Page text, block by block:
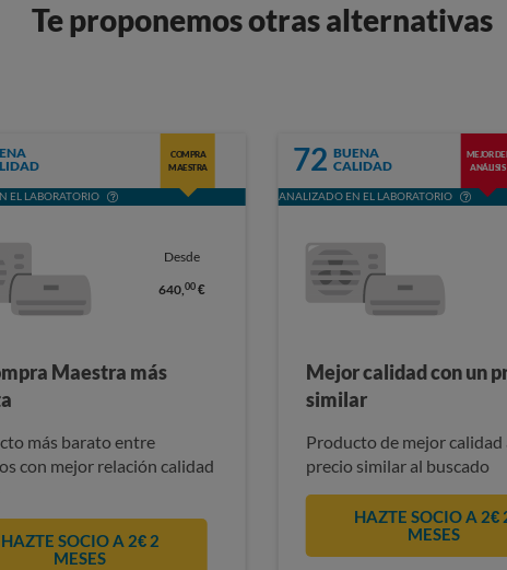
Te proponemos otras alternativas
COMPRA
MAESTRA
EL LABORATORIO
Desde
640,00€
Maestra más
más barato entre
con mejor relación calidad
HAZTE SOCIO A 2€ 2
MESES
72 BUENA
CALIDAD
MEJOR DEL
ANÁLISIS
ANALIZADO EN EL LABORATORIO
Mejor calidad con un
similar
Producto de mejor calidad
precio similar al buscado
HAZTE SOCIO A 2€
MESES